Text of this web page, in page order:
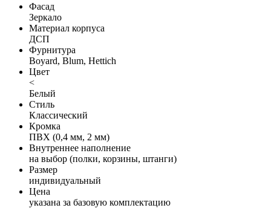
Фасад
Зеркало
Материал корпуса
ДСП
Фурнитура
Boyard, Blum, Hettich
Цвет
<
Белый
Стиль
Классический
Кромка
ПВХ (0,4 мм, 2 мм)
Внутреннее наполнение
на выбор (полки, корзины, штанги)
Размер
индивидуальный
Цена
указана за базовую комплектацию